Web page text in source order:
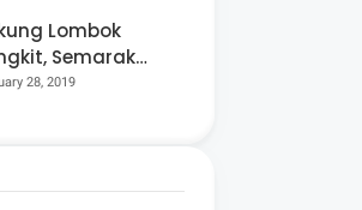
Posyandu
Lombok
Semarak
Rakyat
Di Lombok
28, 2019